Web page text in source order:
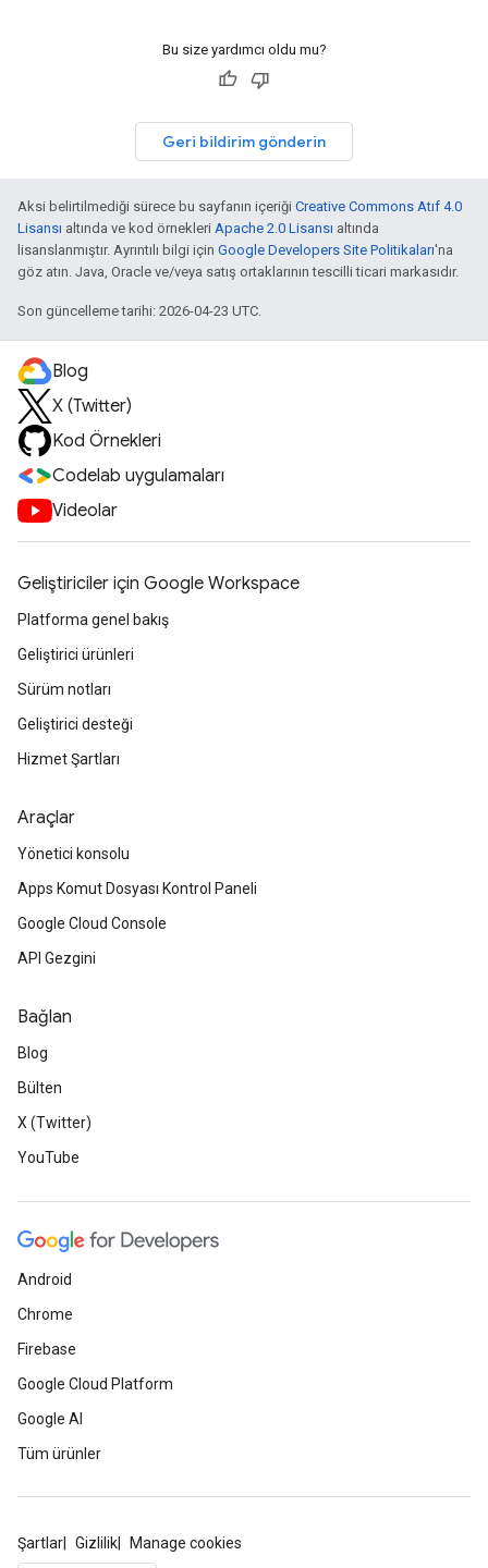
Bu size yardımcı oldu mu?
Geri bildirim gönderin
Aksi belirtilmediği sürece bu sayfanın içeriği Creative Commons Atıf 4.0
Lisansı altında ve kod örnekleri Apache 2.0 Lisansı altında
lisanslanmıştır. Ayrıntılı bilgi için Google Developers Site Politikaları'na
göz atın. Java, Oracle ve/veya satış ortaklarının tescilli ticari markasıdır.
Son güncelleme tarihi: 2026-04-23 UTC.
Blog
X (Twitter)
Kod Örnekleri
Codelab uygulamaları
Videolar
Geliştiriciler için Google Workspace
Platforma genel bakış
Geliştirici ürünleri
Sürüm notları
Geliştirici desteği
Hizmet Şartları
Araçlar
Yönetici konsolu
Apps Komut Dosyası Kontrol Paneli
Google Cloud Console
API Gezgini
Bağlan
Blog
Bülten
X (Twitter)
YouTube
Android
Chrome
Firebase
Google Cloud Platform
Google AI
Tüm ürünler
Şartlar Gizlilik Manage cookies